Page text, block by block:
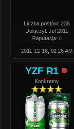
Liczba postów: 238
Dołączył: Jul 2011
Reputacja: 0
2011-12-16, 02:26 AM
YZF R1
Konkretny